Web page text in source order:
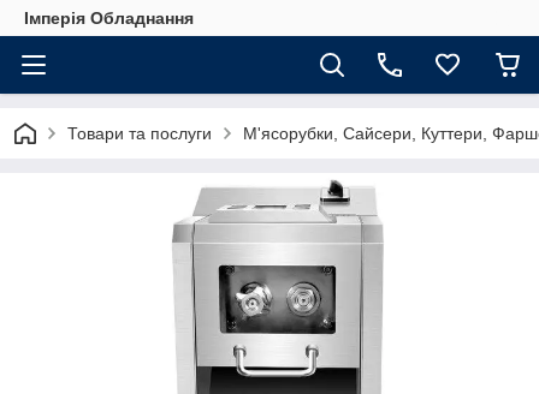
Імперія Обладнання
Товари та послуги М'ясорубки, Сайсери, Куттери,